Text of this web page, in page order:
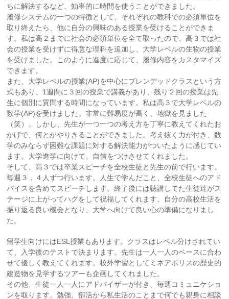
ちに解決するなど、効率的に時間を使うことができました。
履修システムの一つの特徴として、それぞれの教科での必須単位を
取り終えたら、他に自分の興味のある授業を受けることができま
す。私は高２までに社会の必須単位を全て取ったので、高３では社
会の授業を受けずに得意な理科を追加し、大学レベルの生物の授業
を受けました。このように進度に応じて、履修内容をカスタマイズ
できます。
また、大学レベルの授業(AP)を中心にブレンデッドクラスという方
式もあり、1週間に３回の授業で講義があり、残り２回の授業は先
生に個別に質問する時間になっています。私は高３で大学レベルの
数学(AP)を受けました。非常に難易度が高く、地獄を見ました
（笑）。しかし、先生が一つ一つの考え方を丁寧に教えてくれたお
かげで、何とかやりきることができました。考え抜く力が付き、数
学のみならず困難な課題に対する解決能力がついたように感じてい
ます。大学進学に向けて、自信をつけさせてくれました。
そして、高３では卒業スピーチを全校生徒と先生の前で行います。
毎週３，４人ずつ行います。人生で学んだこと、全校生徒へのアド
バイスを含めてスピーチします。終了後には聴講してた生徒達がス
テージに上がってハグをして祝福してくれます。自分の高校生活を
振り返る良い機会となり、大学へ向けて良い心の準備になりまし
た。
留学生向けにはESL授業もあります。クラスはレベル分けされてい
て、入学後のテストで決まります。先生は一人一人のペースに合わ
せて優しく教えてくれます。校外学習としてミネアポリスの歴史的
建造物を見学するツアーも企画してくれました。
その他、生徒一人一人にアドバイザーが付き、毎週コミュニケショ
ンを取ります。勉強、部活から私生活のことまで何でも親身に相談